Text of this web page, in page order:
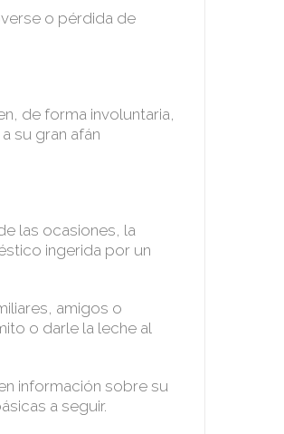
o pérdida de
de forma involuntaria,
su gran afán
las ocasiones, la
ingerida por un
amigos o
o darle la leche al
información sobre su
a seguir.